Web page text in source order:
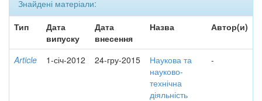
Знайдені матеріали:
Тип
Дата
випуску
Дата
внесення
Назва Автор(и)
Article 1-січ-2012 24-гру-2015
Наукова та
науково-
технічна
діяльність
-